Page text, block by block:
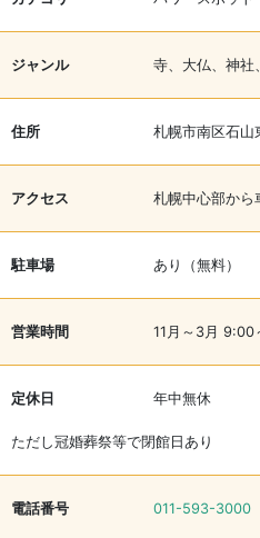
ジャンル 寺、大仏、神社
住所 札幌市南区石
アクセス 札幌中心部か
駐車場 あり（無料）
営業時間 11月～3月
定休日 年中無休
ただし冠婚葬祭等で閉館日あり
電話番号 011-593-3000